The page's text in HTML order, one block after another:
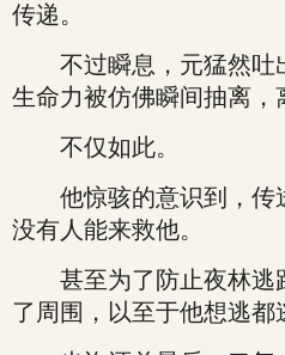
传递。
不过瞬息，元猛然吐
生命力被仿佛瞬间抽离，
不仅如此。
他惊骇的意识到，传
没有人能来救他。
甚至为了防止夜林逃
了周围，以至于他想逃都